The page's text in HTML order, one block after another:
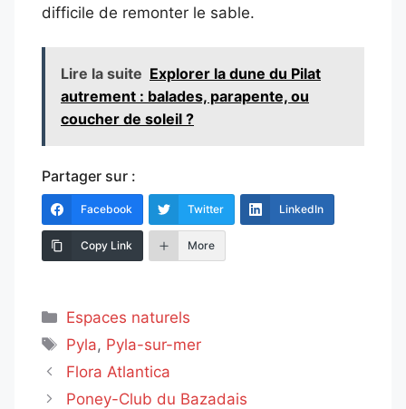
difficile de remonter le sable.
Lire la suite Explorer la dune du Pilat
autrement : balades, parapente, ou
coucher de soleil ?
Partager sur :
Facebook Twitter LinkedIn
Copy Link More
Catégories
Espaces naturels
Étiquettes
Pyla, Pyla-sur-mer
Flora Atlantica
Poney-Club du Bazadais